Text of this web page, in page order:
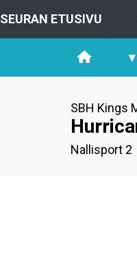
SEURAN ETUSIVU
▾
SBH Kings
Nallisport 2